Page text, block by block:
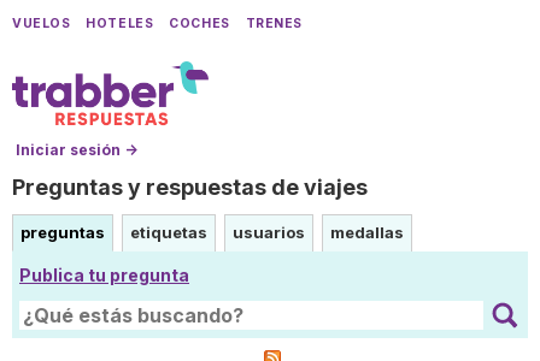
VUELOS HOTELES COCHES TRENES
Iniciar sesión →
Preguntas y respuestas de viajes
preguntas etiquetas usuarios medallas
Publica tu pregunta